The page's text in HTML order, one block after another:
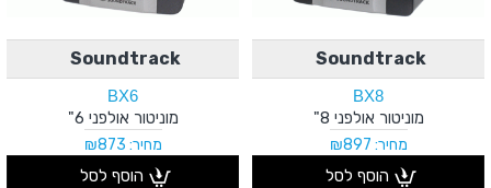
Soundtrack
BX8
מוניטור אולפני 8"
מחיר: ₪897
הוסף לסל
Soundtrack
BX6
מוניטור אולפני 6"
מחיר: ₪873
הוסף לסל